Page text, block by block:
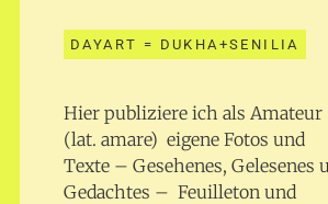
DAYART = DUKHA+SENILIA
Hier publiziere ich als Amateur
(lat. amare) eigene Fotos und
Texte – Gesehenes, Gelesenes
Gedachtes – Feuilleton und